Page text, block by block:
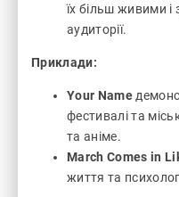
їх більш живими
аудиторії.
Приклади:
Your Name
фестивалі та
та аніме.
March Comes in
життя та